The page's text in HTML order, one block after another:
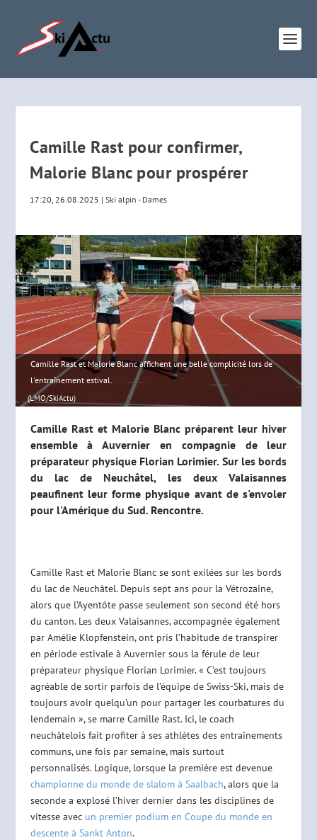
Camille Rast pour confirmer,
Malorie Blanc pour prospérer
17:20, 26.08.2025 |Ski alpin - Dames
Camille Rast et Malorie Blanc affichent une belle complicité lors de
l'entraînement estival.
(LMO/SkiActu)
Camille Rast et Malorie Blanc préparent leur hiver
ensemble à Auvernier en compagnie de leur
préparateur physique Florian Lorimier. Sur les bords
du lac de Neuchâtel, les deux Valaisannes
peaufinent leur forme physique avant de s'envoler
pour l'Amérique du Sud. Rencontre.
Camille Rast et Malorie Blanc se sont exilées sur les bords
du lac de Neuchâtel. Depuis sept ans pour la Vétrozaine,
alors que l’Ayentôte passe seulement son second été hors
du canton. Les deux Valaisannes, accompagnée également
par Amélie Klopfenstein, ont pris l’habitude de transpirer
en période estivale à Auvernier sous la férule de leur
préparateur physique Florian Lorimier. « C’est toujours
agréable de sortir parfois de l’équipe de Swiss-Ski, mais de
toujours avoir quelqu’un pour partager les courbatures du
lendemain », se marre Camille Rast. Ici, le coach
neuchâtelois fait profiter à ses athlètes des entraînements
communs, une fois par semaine, mais surtout
personnalisés. Logique, lorsque la première est devenue
championne du monde de slalom à Saalbach, alors que la
seconde a explosé l’hiver dernier dans les disciplines de
vitesse avec un premier podium en Coupe du monde en
descente à Sankt Anton.